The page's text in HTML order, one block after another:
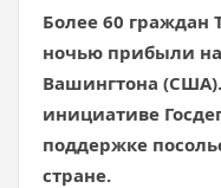
Более 60 граждан
ночью прибыли
Вашингтона
инициативе
поддержке
стране.